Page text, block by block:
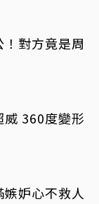
對方竟是周
360度變形
妒心不救人